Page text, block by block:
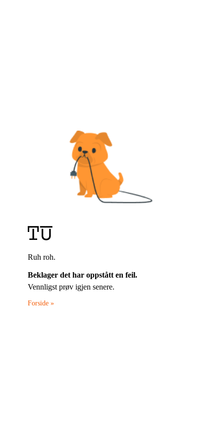
Ruh roh.
Beklager det har oppstått en feil.
Vennligst prøv igjen senere.
Forside »